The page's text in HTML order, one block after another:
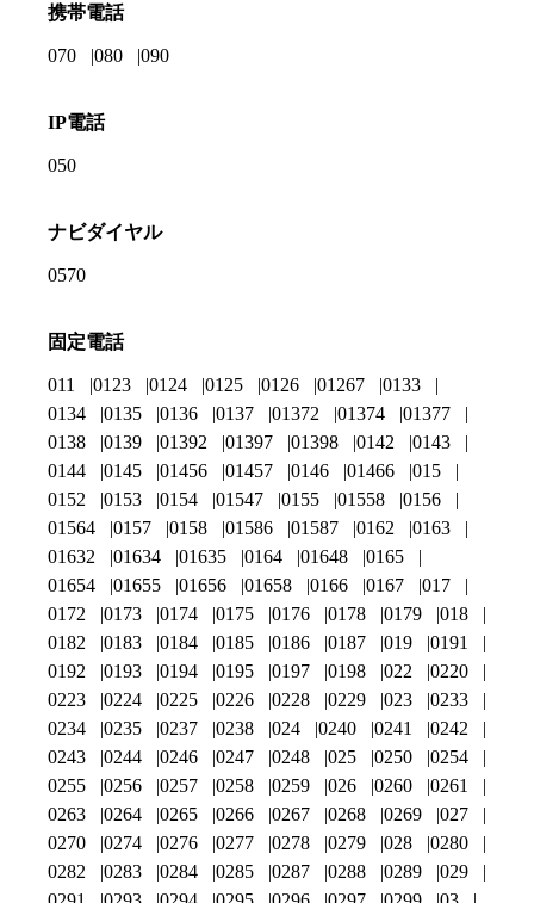
携帯電話
070 080 090
IP電話
050
ナビダイヤル
0570
固定電話
011 0123 0124 0125 0126 01267
0133
0134
0135 0136 0137 01372 01374
01377
0138
0139 01392 01397 01398 0142
0143
0144
0145 01456 01457 0146 01466
015
0152
0153 0154 01547 0155 01558
0156
01564
0157 0158 01586 01587 0162
0163
01632
01634 01635 0164 01648
0165
01654
01655 01656 01658 0166 0167
017
0172
0173 0174 0175 0176 0178 0179
018
0182
0183 0184 0185 0186 0187 019
0191
0192
0193 0194 0195 0197 0198 022
0220
0223
0224 0225 0226 0228 0229 023
0233
0234
0235 0237 0238 024 0240 0241
0242
0243
0244 0246 0247 0248 025 0250
0254
0255
0256 0257 0258 0259 026 0260
0261
0263
0264 0265 0266 0267 0268 0269
027
0270
0274 0276 0277 0278 0279 028
0280
0282
0283 0284 0285 0287 0288 0289
029